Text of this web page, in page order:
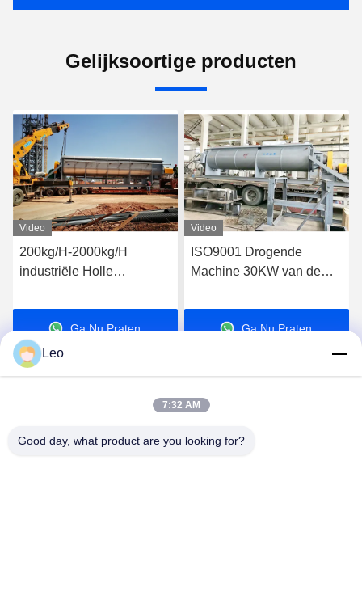
Gelijksoortige producten
Video
200kg/H-2000kg/H
industriële Holle
Modder Concrete Mixer
Ga Nu Praten.
Video
ISO9001 Drogende
Machine 30KW van de
Holle Peddel Drogere
Bloem
Ga Nu Praten.
Jiangsu Shengman Drying Equipment
Leo
7:32 AM
Good day, what product are you looking for?